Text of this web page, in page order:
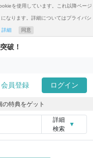
を使用しています。これ以降ページ
なります。詳細についてはプライバシ
詳細 同意
突破！
会員登録 ログイン
の特典をゲット
詳細
検索
▼